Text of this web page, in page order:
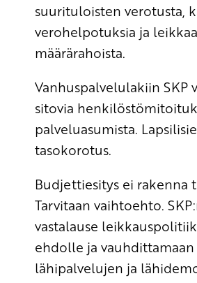
suurituloisten verotusta,
verohelpotuksia ja
määrärahoista.
Vanhuspalvelulakiin SKP
sitovia
palveluasumista.
tasokorotus.
Budjettiesitys ei rakenna
Tarvitaan vaihtoehto.
vastalause
ehdolle ja
lähipalvelujen ja